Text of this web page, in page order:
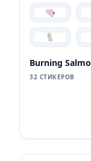
32 СТИКЕРОВ